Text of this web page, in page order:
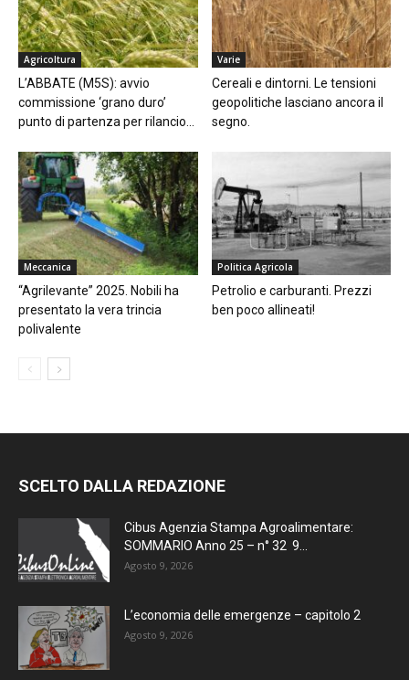
Agricoltura
L’ABBATE (M5S): avvio
commissione ‘grano duro’
punto di partenza per rilancio...
Varie
Cereali e dintorni. Le tensioni
geopolitiche lasciano ancora il
segno.
Meccanica
“Agrilevante” 2025. Nobili ha
presentato la vera trincia
polivalente
Politica Agricola
Petrolio e carburanti. Prezzi
ben poco allineati!
SCELTO DALLA REDAZIONE
Cibus Agenzia Stampa Agroalimentare:
SOMMARIO Anno 25 – n° 32 9...
Agosto 9, 2026
L’economia delle emergenze – capitolo 2
Agosto 9, 2026